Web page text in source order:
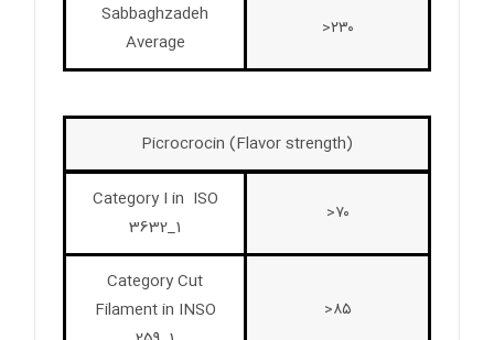
۲۳۰<
Sabbaghzadeh
Average
Picrocrocin (Flavor strength)
۷۰<
Category I in ISO
3632_1
۸۵<
Category Cut
Filament in INSO